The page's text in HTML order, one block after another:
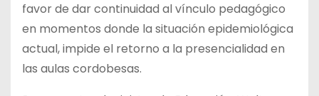
favor de dar continuidad al vínculo pedagógico
en momentos donde la situación epidemiológica
actual, impide el retorno a la presencialidad en
las aulas cordobesas.